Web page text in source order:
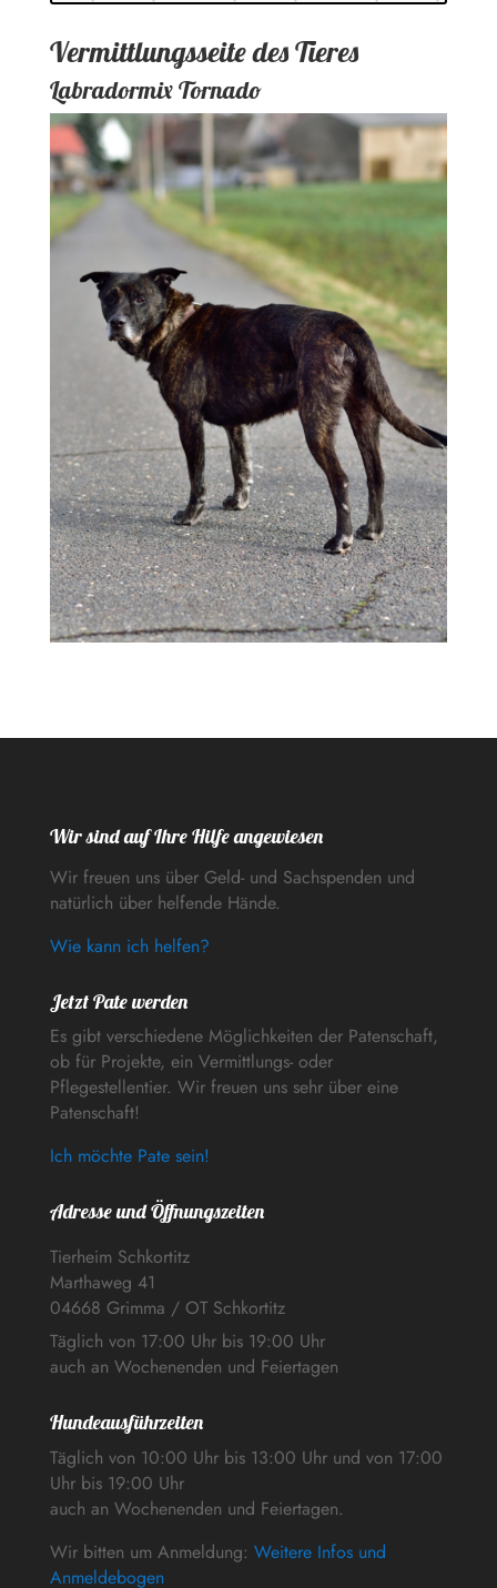
Vermittlungsseite des Tieres
Labradormix Tornado
Wir sind auf Ihre Hilfe angewiesen
Wir freuen uns über Geld- und Sachspenden und
natürlich über helfende Hände.
Wie kann ich helfen?
Jetzt Pate werden
Es gibt verschiedene Möglichkeiten der Patenschaft,
ob für Projekte, ein Vermittlungs- oder
Pflegestellentier. Wir freuen uns sehr über eine
Patenschaft!
Ich möchte Pate sein!
Adresse und Öffnungszeiten
Tierheim Schkortitz
Marthaweg 41
04668 Grimma / OT Schkortitz
Täglich von 17:00 Uhr bis 19:00 Uhr
auch an Wochenenden und Feiertagen
Hundeausführzeiten
Täglich von 10:00 Uhr bis 13:00 Uhr und von 17:00
Uhr bis 19:00 Uhr
auch an Wochenenden und Feiertagen.
Wir bitten um Anmeldung: Weitere Infos und
Anmeldebogen